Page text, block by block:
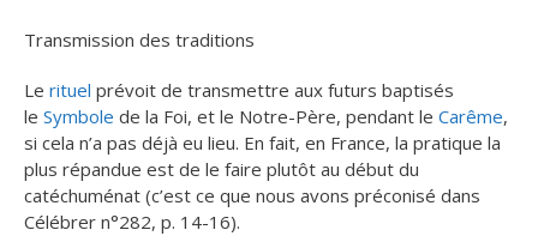
Transmission des traditions
Le rituel prévoit de transmettre aux futurs baptisés
le Symbole de la Foi, et le Notre-Père, pendant le Carême,
si cela n’a pas déjà eu lieu. En fait, en France, la pratique la
plus répandue est de le faire plutôt au début du
catéchuménat (c’est ce que nous avons préconisé dans
Célébrer n°282, p. 14-16).